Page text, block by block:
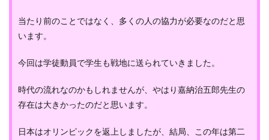
当たり前のことではなく、多くの人の協力が必要なのだと思
います。
今回は学徒動員で学生も戦地に送られていきました。
時代の流れなのかもしれませんが、やはり嘉納治五郎先生の
存在は大きかったのだと思います。
日本はオリンピックを返上しましたが、結局、この年は第二